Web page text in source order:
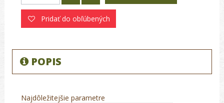
Pridať do obľúbených
POPIS
Najdôležitejšie parametre